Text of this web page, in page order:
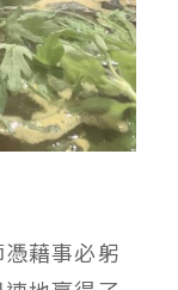
藉事必躬